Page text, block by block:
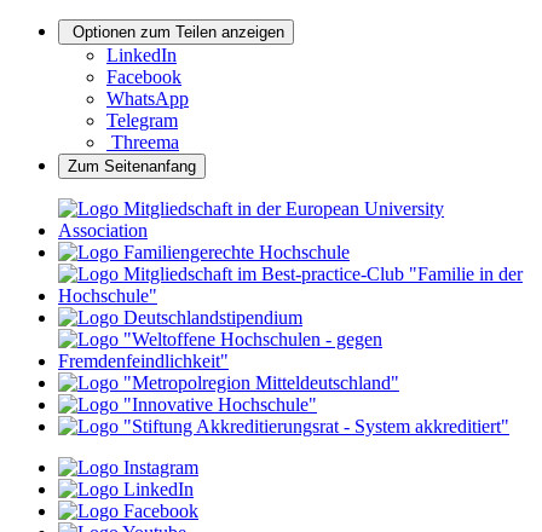
Optionen zum Teilen anzeigen
LinkedIn
Facebook
WhatsApp
Telegram
Threema
Zum Seitenanfang